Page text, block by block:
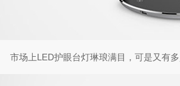
市场上LED护眼台灯琳琅满目，可是又有